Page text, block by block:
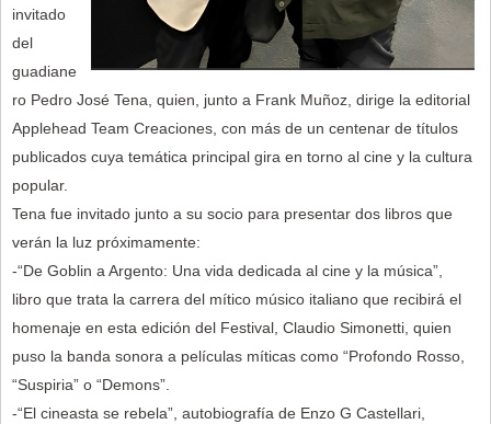
invitado
del
guadiane
ro Pedro José Tena, quien, junto a Frank Muñoz, dirige la editorial
Applehead Team Creaciones, con más de un centenar de títulos
publicados cuya temática principal gira en torno al cine y la cultura
popular.
Tena fue invitado junto a su socio para presentar dos libros que
verán la luz próximamente:
-“De Goblin a Argento: Una vida dedicada al cine y la música”,
libro que trata la carrera del mítico músico italiano que recibirá el
homenaje en esta edición del Festival, Claudio Simonetti, quien
puso la banda sonora a películas míticas como “Profondo Rosso,
“Suspiria” o “Demons”.
-“El cineasta se rebela”, autobiografía de Enzo G Castellari,